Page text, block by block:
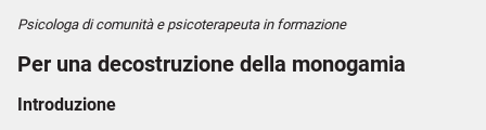
Psicologa di comunità e psicoterapeuta in formazione
Per una decostruzione della monogamia
Introduzione